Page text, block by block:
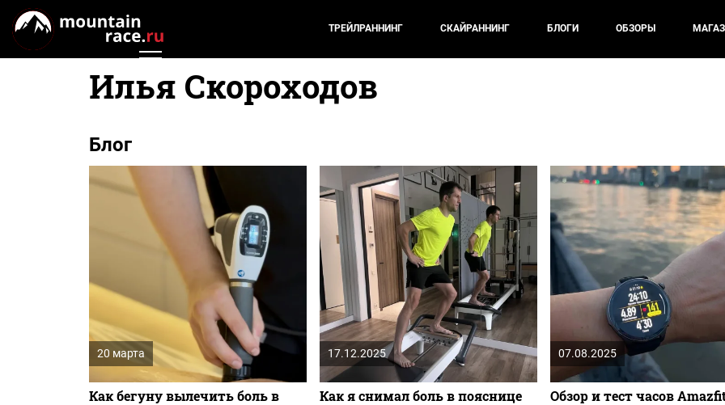
ТРЕЙЛРАННИНГ СКАЙРАННИНГ БЛОГИ ОБЗОРЫ
Илья Скороходов
Блог
20 марта
Как бегуну вылечить боль в
17.12.2025
Как я снимал боль в пояснице
07.08.2025
Обзор и тест часов